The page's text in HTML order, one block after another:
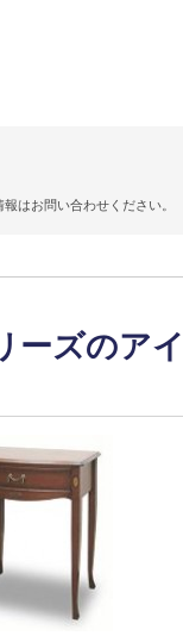
はお問い合わせください。
ーズのア